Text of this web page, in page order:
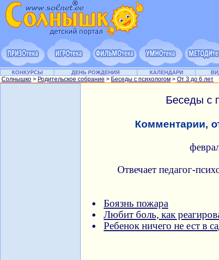
КОНКУРСЫ ДЕНЬ РОЖДЕНИЯ КАЛЕНДАРИ
Солнышко > Родительское собрание > Беседы с психологом > От 3 до 6 лет
Беседы с
Комментарии,
Отвечает педагог-
Боязнь пожара
Любит боль, как
Ребенок ничего не ест в